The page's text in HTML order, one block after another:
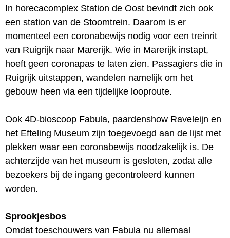
In horecacomplex Station de Oost bevindt zich ook
een station van de Stoomtrein. Daarom is er
momenteel een coronabewijs nodig voor een treinrit
van Ruigrijk naar Marerijk. Wie in Marerijk instapt,
hoeft geen coronapas te laten zien. Passagiers die in
Ruigrijk uitstappen, wandelen namelijk om het
gebouw heen via een tijdelijke looproute.
Ook 4D-bioscoop Fabula, paardenshow Raveleijn en
het Efteling Museum zijn toegevoegd aan de lijst met
plekken waar een coronabewijs noodzakelijk is. De
achterzijde van het museum is gesloten, zodat alle
bezoekers bij de ingang gecontroleerd kunnen
worden.
Sprookjesbos
Omdat toeschouwers van Fabula nu allemaal